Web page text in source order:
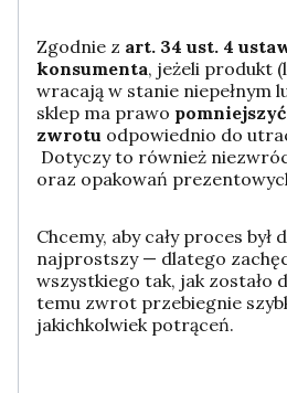
Zgodnie z art. 34 ust. 4
konsumenta, jeżeli produkt
wracają w stanie niepełnym
sklep ma prawo
zwrotu odpowiednio do
Dotyczy to również
oraz opakowań
Chcemy, aby cały proces był
najprostszy — dlatego
wszystkiego tak, jak zostało
temu zwrot przebiegnie
jakichkolwiek potrąceń.